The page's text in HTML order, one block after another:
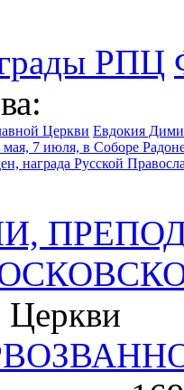
РПЦ
Церкви Евдокия
7 июля, в Соборе
награда Русской
Церкви